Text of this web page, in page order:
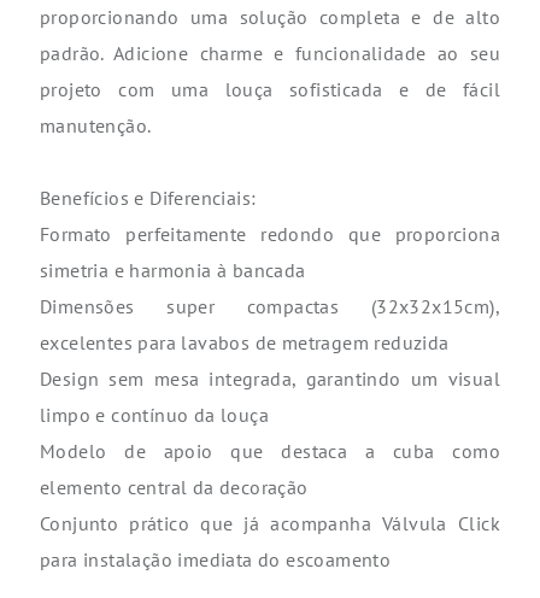
proporcionando uma solução completa e de alto
padrão. Adicione charme e funcionalidade ao seu
projeto com uma louça sofisticada e de fácil
manutenção.
Benefícios e Diferenciais:
Formato perfeitamente redondo que proporciona
simetria e harmonia à bancada
Dimensões super compactas (32x32x15cm),
excelentes para lavabos de metragem reduzida
Design sem mesa integrada, garantindo um visual
limpo e contínuo da louça
Modelo de apoio que destaca a cuba como
elemento central da decoração
Conjunto prático que já acompanha Válvula Click
para instalação imediata do escoamento